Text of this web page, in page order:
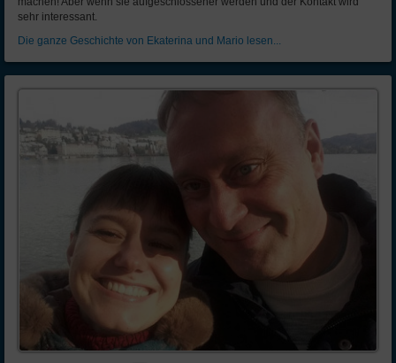
sehr interessant.
Die ganze Geschichte von Ekaterina und Mario lesen...